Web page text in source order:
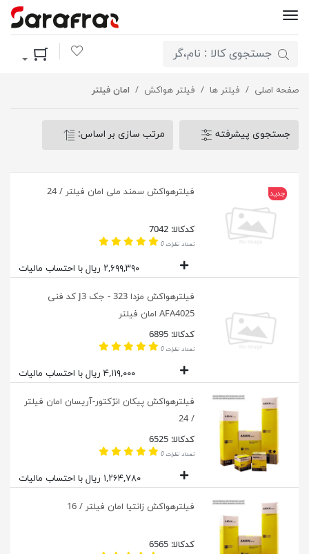
لیست مورد علاقه
سبد خرید
صفحه اصلی فیلتر ها فیلتر هواکش امان فیلتر
جستجوی پیشرفته مرتب سازی بر اساس:
جدید فیلترهواکش سمند ملی امان فیلتر / 24
کدکالا: 7042
تعداد نظرات 0
۲,۶۹۹,۳۹۰ ریال با احتساب مالیات
فیلترهواکش مزدا 323 - جک J3 کد فنی
AFA4025 امان فیلتر
کدکالا: 6895
تعداد نظرات 0
۴,۱۱۹,۰۰۰ ریال با احتساب مالیات
فیلترهواکش پیکان انژکتور-آریسان امان فیلتر
/ 24
کدکالا: 6525
تعداد نظرات 0
۱,۲۶۴,۷۸۰ ریال با احتساب مالیات
فیلترهواکش زانتیا امان فیلتر / 16
کدکالا: 6565